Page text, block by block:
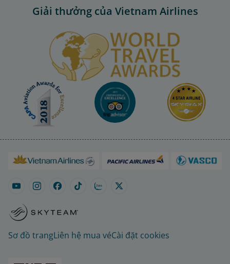
Giải thưởng của Vietnam Airlines
Sơ đồ trangLiên hệ mua véCài đặt cookies